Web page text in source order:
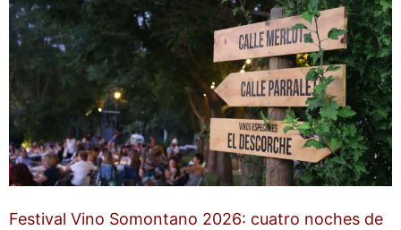
Festival Vino Somontano 2026: cuatro noches de